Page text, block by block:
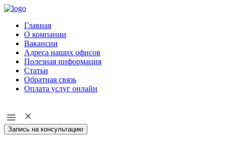
Главная
О компании
Вакансии
Адреса наших офисов
Полезная информация
Статьи
Обратная связь
Оплата услуг онлайн
Запись на консультацию